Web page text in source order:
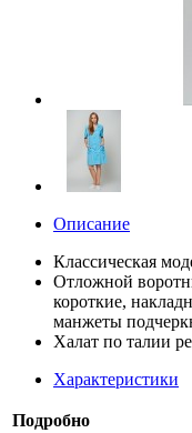
Описание
Классическая
Отложной
короткие,
манжеты
Халат по талии
Характеристики
Подробно